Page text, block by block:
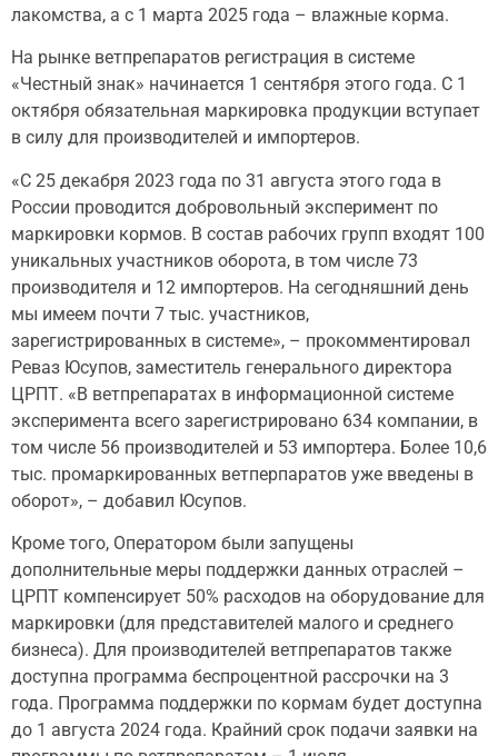
лакомства, а с 1 марта 2025 года – влажные корма.
На рынке ветпрепаратов регистрация в системе
«Честный знак» начинается 1 сентября этого года. С 1
октября обязательная маркировка продукции вступает
в силу для производителей и импортеров.
«С 25 декабря 2023 года по 31 августа этого года в
России проводится добровольный эксперимент по
маркировки кормов. В состав рабочих групп входят 100
уникальных участников оборота, в том числе 73
производителя и 12 импортеров. На сегодняшний день
мы имеем почти 7 тыс. участников,
зарегистрированных в системе», – прокомментировал
Реваз Юсупов, заместитель генерального директора
ЦРПТ. «В ветпрепаратах в информационной системе
эксперимента всего зарегистрировано 634 компании, в
том числе 56 производителей и 53 импортера. Более 10,6
тыс. промаркированных ветперпаратов уже введены в
оборот», – добавил Юсупов.
Кроме того, Оператором были запущены
дополнительные меры поддержки данных отраслей –
ЦРПТ компенсирует 50% расходов на оборудование для
маркировки (для представителей малого и среднего
бизнеса). Для производителей ветпрепаратов также
доступна программа беспроцентной рассрочки на 3
года. Программа поддержки по кормам будет доступна
до 1 августа 2024 года. Крайний срок подачи заявки на